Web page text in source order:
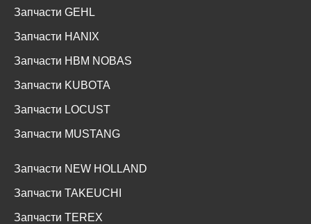
Запчасти GEHL
Запчасти HANIX
Запчасти HBM NOBAS
Запчасти KUBOTA
Запчасти LOCUST
Запчасти MUSTANG
Запчасти NEW HOLLAND
Запчасти TAKEUCHI
Запчасти TEREX